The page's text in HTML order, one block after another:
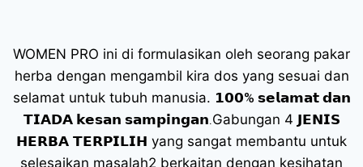
WOMEN PRO ini di formulasikan oleh seorang pakar
herba dengan mengambil kira dos yang sesuai dan
selamat untuk tubuh manusia. 𝟭𝟬𝟬% 𝘀𝗲𝗹𝗮𝗺𝗮𝘁 𝗱𝗮𝗻
𝗧𝗜𝗔𝗗𝗔 𝗸𝗲𝘀𝗮𝗻 𝘀𝗮𝗺𝗽𝗶𝗻𝗴𝗮𝗻.Gabungan 4 𝗝𝗘𝗡𝗜𝗦
𝗛𝗘𝗥𝗕𝗔 𝗧𝗘𝗥𝗣𝗜𝗟𝗜𝗛 yang sangat membantu untuk
selesaikan masalah2 berkaitan dengan kesihatan